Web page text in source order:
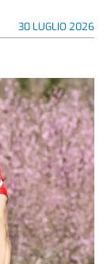
30 LUGLIO 2026